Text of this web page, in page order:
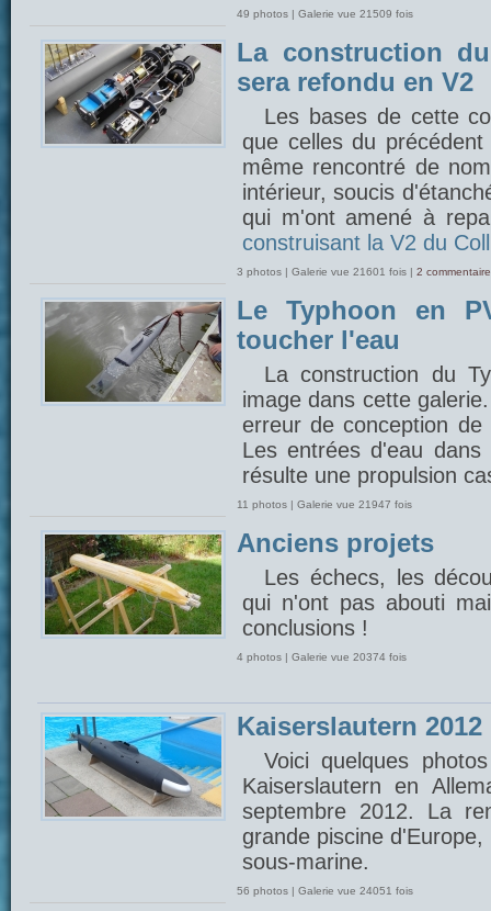
49 photos | Galerie vue 21509 fois
La construction
sera refondu en V2
Les bases de cette
que celles du
même rencontré de
intérieur, soucis
qui m'ont amené à
construisant la V2 du
3 photos | Galerie vue 21601 fois | 2
Le Typhoon en
toucher l'eau
La construction du
image dans cette
erreur de conception
Les entrées d'eau
résulte une propulsion
11 photos | Galerie vue 21947 fois
Anciens projets
Les échecs, les
qui n'ont pas abouti
conclusions !
4 photos | Galerie vue 20374 fois
Kaiserslautern 2012
Voici quelques
Kaiserslautern en
septembre 2012. La
grande piscine
sous-marine.
56 photos | Galerie vue 24051 fois